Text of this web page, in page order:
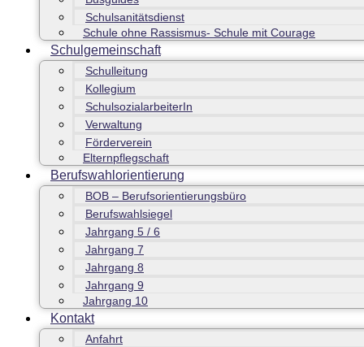
Schulsanitätsdienst
Schule ohne Rassismus- Schule mit Courage
Schulgemeinschaft
Schulleitung
Kollegium
SchulsozialarbeiterIn
Verwaltung
Förderverein
Elternpflegschaft
Berufswahlorientierung
BOB – Berufsorientierungsbüro
Berufswahlsiegel
Jahrgang 5 / 6
Jahrgang 7
Jahrgang 8
Jahrgang 9
Jahrgang 10
Kontakt
Anfahrt